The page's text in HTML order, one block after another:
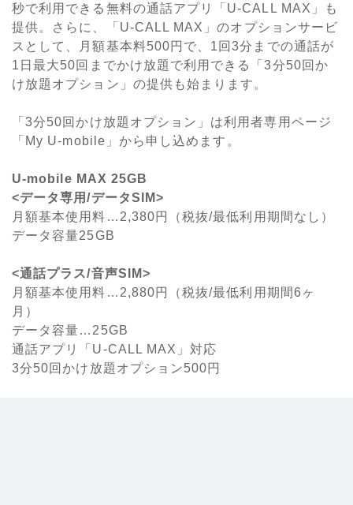
秒で利用できる無料の通話アプリ「U-CALL MAX」も
提供。さらに、「U-CALL MAX」のオプションサービ
スとして、月額基本料500円で、1回3分までの通話が
1日最大50回までかけ放題で利用できる「3分50回か
け放題オプション」の提供も始まります。
「3分50回かけ放題オプション」は利用者専用ページ
「My U-mobile」から申し込めます。
U-mobile MAX 25GB
<データ専用/データSIM>
月額基本使用料…2,380円（税抜/最低利用期間なし）
データ容量25GB
<通話プラス/音声SIM>
月額基本使用料…2,880円（税抜/最低利用期間6ヶ
月）
データ容量…25GB
通話アプリ「U-CALL MAX」対応
3分50回かけ放題オプション500円